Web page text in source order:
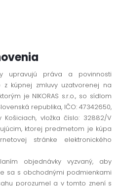
upravujú práva a povinnosti
z kúpnej zmluvy uzatvorenej na
je NIKORAS s.r.o., so sídlom
republika, IČO: 47342650,
vložka číslo: 32882/V
ktorej predmetom je kúpa
stránke elektronického
objednávky vyzvaný, aby
sa s obchodnými podmienkami
porozumel a v tomto znení s